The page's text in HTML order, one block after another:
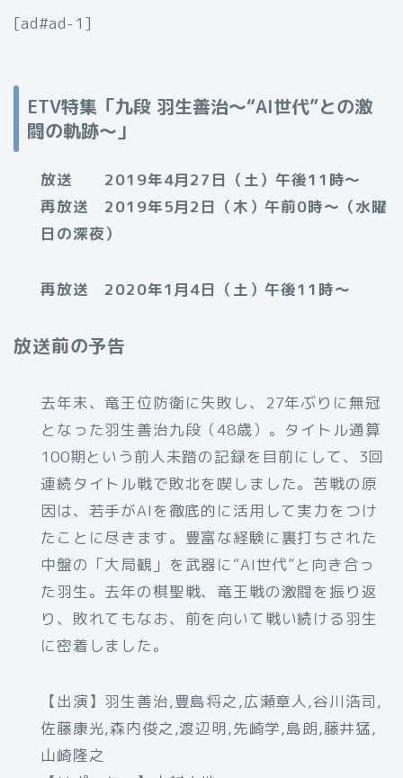
[ad#ad-1]
ETV特集「九段 羽生善治～“AI世代”との激
闘の軌跡～」
放送 2019年4月27日（土）午後11時～
再放送 2019年5月2日（木）午前0時～（水曜
日の深夜）
再放送 2020年1月4日（土）午後11時〜
放送前の予告
去年末、竜王位防衛に失敗し、27年ぶりに無冠
となった羽生善治九段（48歳）。タイトル通算
100期という前人未踏の記録を目前にして、3回
連続タイトル戦で敗北を喫しました。苦戦の原
因は、若手がAIを徹底的に活用して実力をつけ
たことに尽きます。豊富な経験に裏打ちされた
中盤の「大局観」を武器に“AI世代”と向き合っ
た羽生。去年の棋聖戦、竜王戦の激闘を振り返
り、敗れてもなお、前を向いて戦い続ける羽生
に密着しました。
【出演】羽生善治,豊島将之,広瀬章人,谷川浩司,
佐藤康光,森内俊之,渡辺明,先崎学,島朗,藤井猛,
山崎隆之